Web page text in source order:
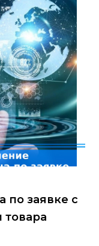
по заявке с
товара